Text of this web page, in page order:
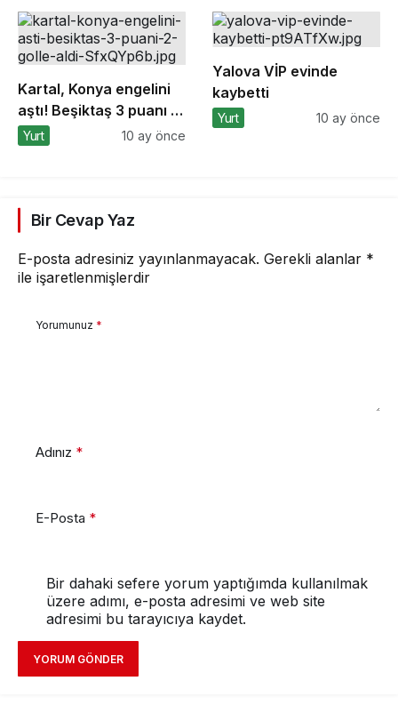
Kartal, Konya engelini
aştı! Beşiktaş 3 puanı 2
golle aldı
Yurt 10 ay önce
Yalova VİP evinde
kaybetti
Yurt 10 ay önce
Bir Cevap Yaz
E-posta adresiniz yayınlanmayacak. Gerekli alanlar *
ile işaretlenmişlerdir
Yorumunuz *
Adınız *
E-Posta *
Bir dahaki sefere yorum yaptığımda kullanılmak
üzere adımı, e-posta adresimi ve web site
adresimi bu tarayıcıya kaydet.
YORUM GÖNDER